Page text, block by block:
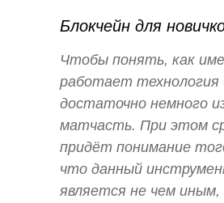
Блокчейн для
Чтобы понять, как
работает технология
достаточно немного
матчасть. При этом
придёт понимание
что данный
является не чем иным,